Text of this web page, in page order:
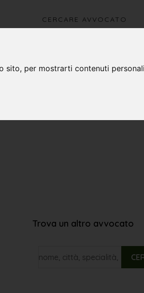
sito, per mostrarti contenuti
CERCARE AVVOCATO
Trova un altro avvocato